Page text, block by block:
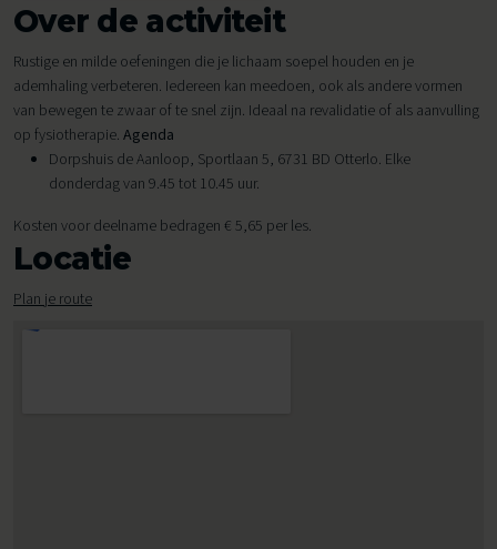
Over de activiteit
Rustige en milde oefeningen die je lichaam soepel houden en je
ademhaling verbeteren. Iedereen kan meedoen, ook als andere vormen
van bewegen te zwaar of te snel zijn. Ideaal na revalidatie of als aanvulling
op fysiotherapie. Agenda
Dorpshuis de Aanloop, Sportlaan 5, 6731 BD Otterlo. Elke
donderdag van 9.45 tot 10.45 uur.
Kosten voor deelname bedragen € 5,65 per les.
Locatie
Plan je route